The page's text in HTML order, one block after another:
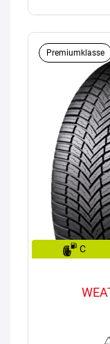
Premiumklasse
C